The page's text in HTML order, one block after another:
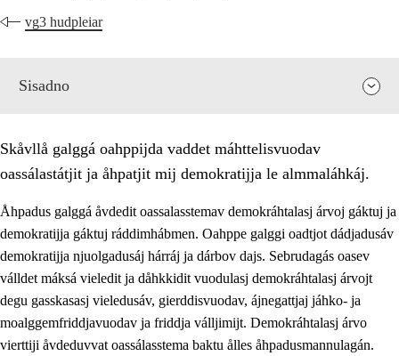
vg3 hudpleiar
Sisadno
1. Åhpadusá árvvovuodo
Skåvllå galggá oahppijda vaddet máhttelisvuodav
oassálastátjit ja åhpatjit mij demokratijja le almmaláhkáj.
Åhpadus galggá åvdedit oassalasstemav demokráhtalasj árvoj gáktuj ja
demokratijja gáktuj ráddimhábmen. Oahppe galggi oadtjot dádjadusáv
demokratijja njuolgadusáj hárráj ja dárbov dajs. Sebrudagás oasev
válldet máksá vieledit ja dåhkkidit vuodulasj demokráhtalasj árvojt
degu gasskasasj vieledusáv, gierddisvuodav, ájnegattjaj jáhko- ja
moalggemfriddjavuodav ja friddja válljimijt. Demokráhtalasj árvo
vierttiji åvdeduvvat oassálasstema baktu ålles åhpadusmannulagán.